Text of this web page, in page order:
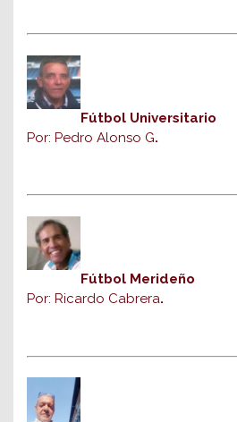
Fútbol Universitario
Por: Pedro Alonso G.
Fútbol Merideño
Por: Ricardo Cabrera.